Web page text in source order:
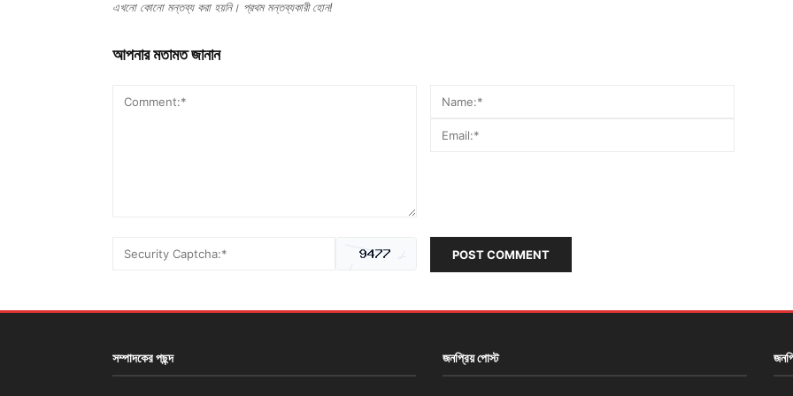
এখনো কোনো মন্তব্য করা হয়নি। প্রথম মন্তব্যকারী হোন!
আপনার মতামত জানান
POST COMMENT
সম্পাদকের পছন্দ জনপ্রিয় পোস্ট